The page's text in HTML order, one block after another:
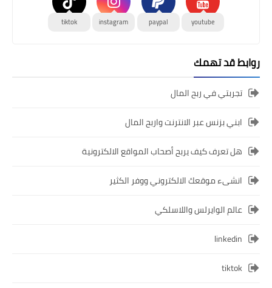
youtube
paypal
instagram
tiktok
روابط قد تهمك
تجربتي في ربح المال
ابني بزنس عبر الانترنت واربح المال
هل تعرف كيف يربح أصحاب المواقع الالكترونية
انشىء موقعك الالكتروني ووفر الكثير
عالم الوايرلس واللاسلكي
linkedin
tiktok